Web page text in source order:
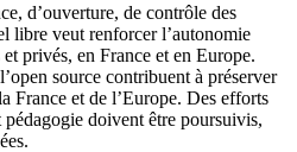
d’ouverture, de contrôle des
libre veut renforcer l’autonomie
privés, en France et en Europe.
source contribuent à préserver
France et de l’Europe. Des efforts
doivent être poursuivis,